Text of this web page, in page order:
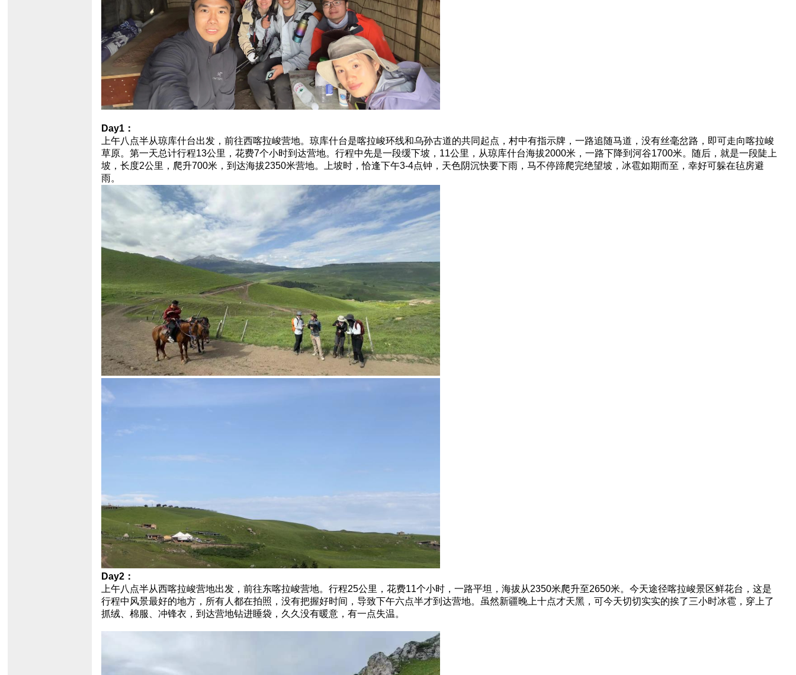
Day1：
上午八点半从琼库什台出发，前往西喀拉峻营地。琼库什台是喀拉峻环线和乌孙古道的共同起点，村中有指示牌，一路追随马道，没有丝毫岔路，即可走向喀拉峻
草原。第一天总计行程13公里，花费7个小时到达营地。行程中先是一段缓下坡，11公里，从琼库什台海拔2000米，一路下降到河谷1700米。随后，就是一段陡上
坡，长度2公里，爬升700米，到达海拔2350米营地。上坡时，恰逢下午3-4点钟，天色阴沉快要下雨，马不停蹄爬完绝望坡，冰雹如期而至，幸好可躲在毡房避
雨。
Day2：
上午八点半从西喀拉峻营地出发，前往东喀拉峻营地。行程25公里，花费11个小时，一路平坦，海拔从2350米爬升至2650米。今天途径喀拉峻景区鲜花台，这是
行程中风景最好的地方，所有人都在拍照，没有把握好时间，导致下午六点半才到达营地。虽然新疆晚上十点才天黑，可今天切切实实的挨了三小时冰雹，穿上了
抓绒、棉服、冲锋衣，到达营地钻进睡袋，久久没有暖意，有一点失温。